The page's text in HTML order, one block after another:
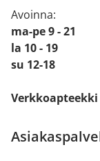
Avoinna:
ma-pe 9 - 21
la 10 - 19
su 12-18